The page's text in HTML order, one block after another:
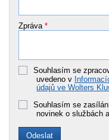
Zpráva *
Souhlasím se
uvedeno v
údajů ve Wolters
Souhlasím se
novinek o službách